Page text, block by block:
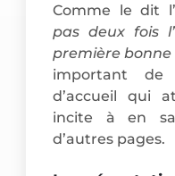
Comme le dit
pas deux fois
première bonne
important de
d’accueil qui
incite à en
d’autres pages.